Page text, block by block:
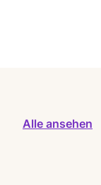
Alle ansehen